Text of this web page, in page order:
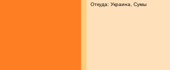
Откуда: Украина, Сумы